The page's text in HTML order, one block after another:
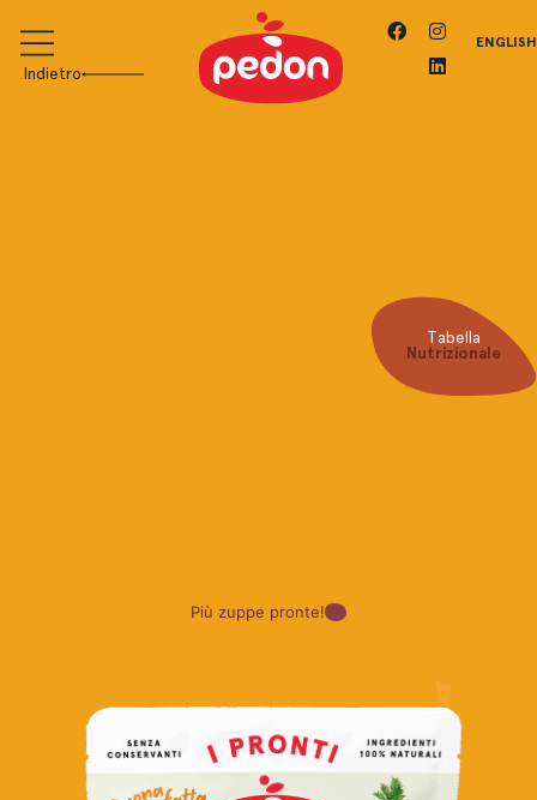
ENGLISH
Indietro
Tabella
Nutrizionale
Più zuppe pronte!